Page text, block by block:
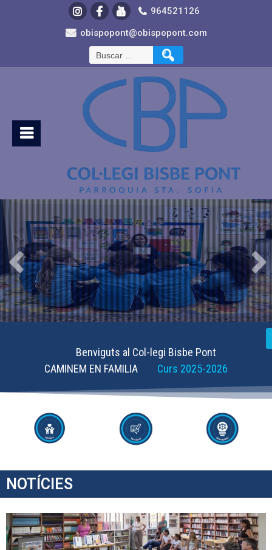
964521126
obispopont@obispopont.com
Benviguts al Col-legi Bisbe Pont
CAMINEM EN FAMILIA Curs 2025-2026
NOTÍCIES